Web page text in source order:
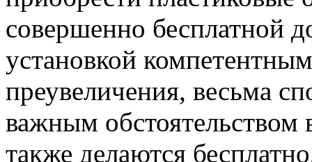
совершенно бесплатной
установкой
преувеличения, весьма
важным обстоятельством
также делаются